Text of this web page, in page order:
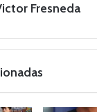
Fresneda